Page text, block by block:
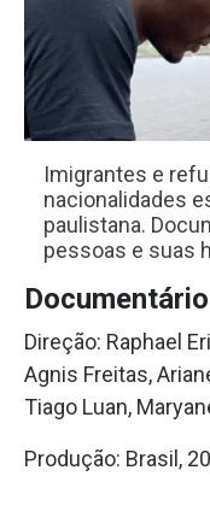
Imigrantes e
nacionalidades
paulistana.
pessoas e suas
Direção: Raphael
Agnis Freitas,
Tiago Luan,
Produção: Brasil,